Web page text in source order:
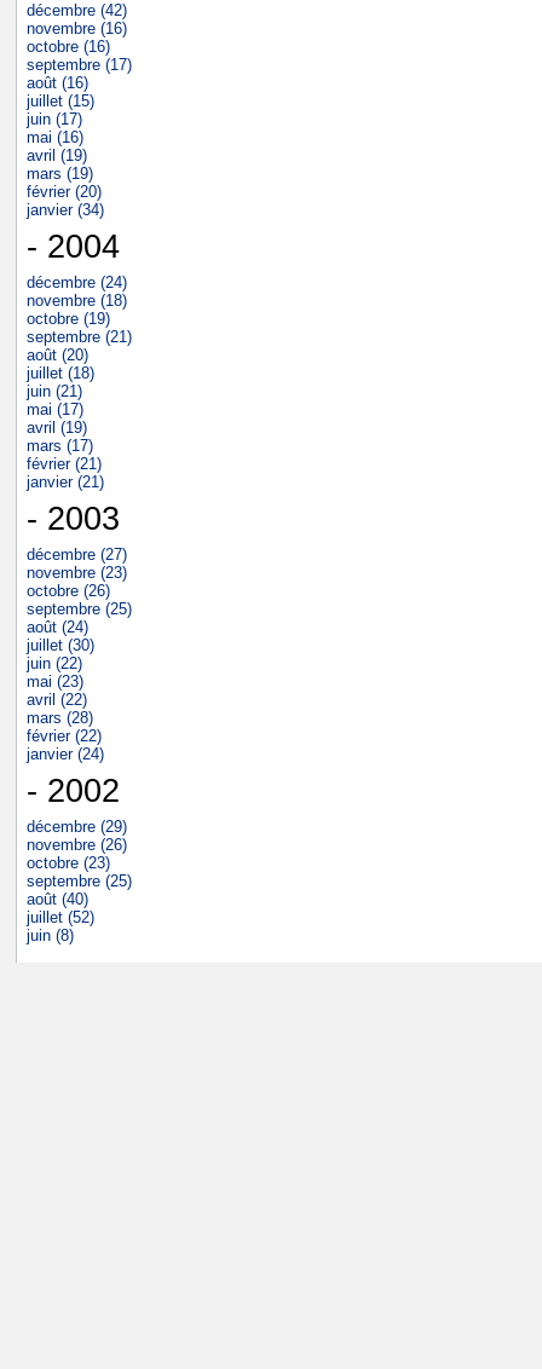
décembre (42)
novembre (16)
octobre (16)
septembre (17)
août (16)
juillet (15)
juin (17)
mai (16)
avril (19)
mars (19)
février (20)
janvier (34)
- 2004
décembre (24)
novembre (18)
octobre (19)
septembre (21)
août (20)
juillet (18)
juin (21)
mai (17)
avril (19)
mars (17)
février (21)
janvier (21)
- 2003
décembre (27)
novembre (23)
octobre (26)
septembre (25)
août (24)
juillet (30)
juin (22)
mai (23)
avril (22)
mars (28)
février (22)
janvier (24)
- 2002
décembre (29)
novembre (26)
octobre (23)
septembre (25)
août (40)
juillet (52)
juin (8)